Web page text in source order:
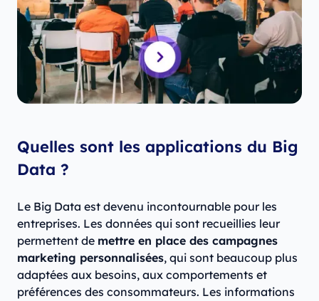
Quelles sont les applications du Big
Data ?
Le Big Data est devenu incontournable pour les
entreprises. Les données qui sont recueillies leur
permettent de mettre en place des campagnes
marketing personnalisées, qui sont beaucoup plus
adaptées aux besoins, aux comportements et
préférences des consommateurs. Les informations